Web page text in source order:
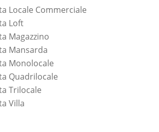
Locale Commerciale
Loft
Magazzino
Mansarda
Monolocale
Quadrilocale
Trilocale
Villa